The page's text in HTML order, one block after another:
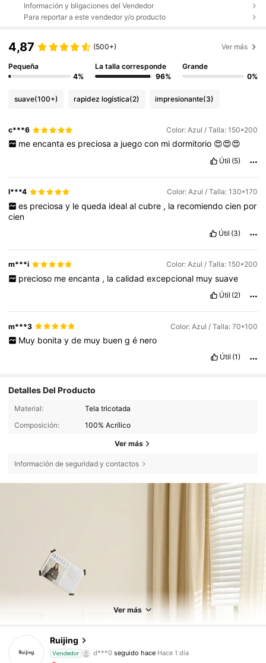
Información y bligaciones del Vendedor
Para reportar a este vendedor y/o producto
4,87 (500+) Ver más
Pequeña
4%
La talla corresponde
96%
Grande
0%
suave(100+) rapidez logística(2) impresionante(3)
c***6 Color: Azul / Talla: 150*200
me encanta es preciosa a juego con mi dormitorio 😍😍😍
Útil (5)
l***4 Color: Azul / Talla: 130*170
es preciosa y le queda ideal al cubre , la recomiendo cien por
cien
Útil (3)
m***i Color: Azul / Talla: 150*200
precioso me encanta , la calidad excepcional muy suave
Útil (2)
m***3 Color: Azul / Talla: 70*100
Muy bonita y de muy buen g é nero
Útil (1)
Detalles Del Producto
Material:
Tela tricotada
Composición:
100% Acrílico
Ver más
Información de seguridad y contactos
Ver más
Ruijing
Vendedor d***0 seguido hace Hace 1 día